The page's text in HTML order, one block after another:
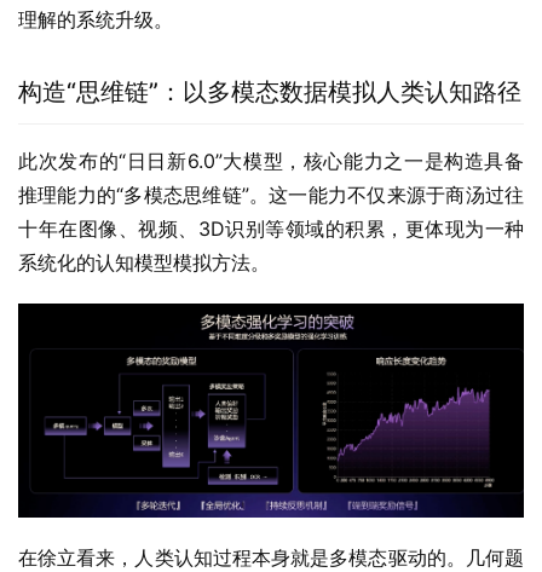
理解的系统升级。
构造“思维链”：以多模态数据模拟人类认知路径
此次发布的“日日新6.0”大模型，核心能力之一是构造具备
推理能力的“多模态思维链”。这一能力不仅来源于商汤过往
十年在图像、视频、3D识别等领域的积累，更体现为一种
系统化的认知模型模拟方法。
在徐立看来，人类认知过程本身就是多模态驱动的。几何题